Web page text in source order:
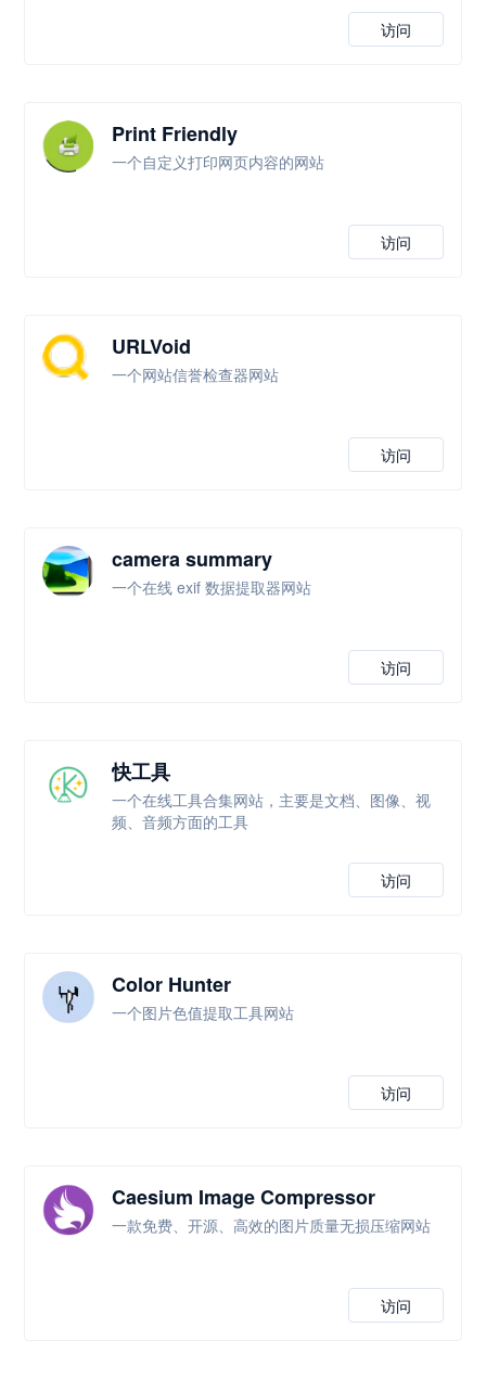
访问
Print Friendly
一个自定义打印网页内容的网站
访问
URLVoid
一个网站信誉检查器网站
访问
camera summary
一个在线 exif 数据提取器网站
访问
快工具
一个在线工具合集网站，主要是文档、图像、视
频、音频方面的工具
访问
Color Hunter
一个图片色值提取工具网站
访问
Caesium Image Compressor
一款免费、开源、高效的图片质量无损压缩网站
访问